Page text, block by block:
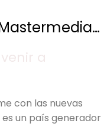
con las nuevas
un país generador